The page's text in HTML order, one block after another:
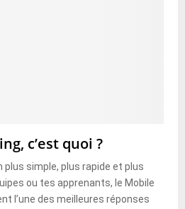
c’est quoi ?
simple, plus rapide et plus
ou tes apprenants, le Mobile
l’une des meilleures réponses